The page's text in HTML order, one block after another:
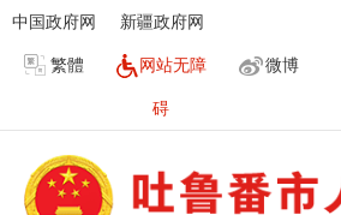
中国政府网 新疆政府网
繁體 网站无障
碍
微博